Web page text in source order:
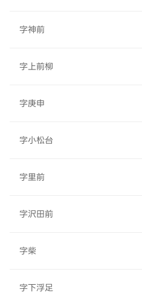
字神前
字上前柳
字庚申
字小松台
字里前
字沢田前
字柴
字下浮足